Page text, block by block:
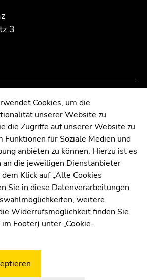
3
Graz
Cookies, um die
unserer Website zu
die Zugriffe auf unserer Website zu
Funktionen für Soziale Medien und
anbieten zu können. Hierzu ist es
die jeweiligen Dienstanbieter
Klick auf „Alle Cookies
Sie in diese Datenverarbeitungen
weitere
Widerrufsmöglichkeit finden Sie
Footer) unter „Cookie-